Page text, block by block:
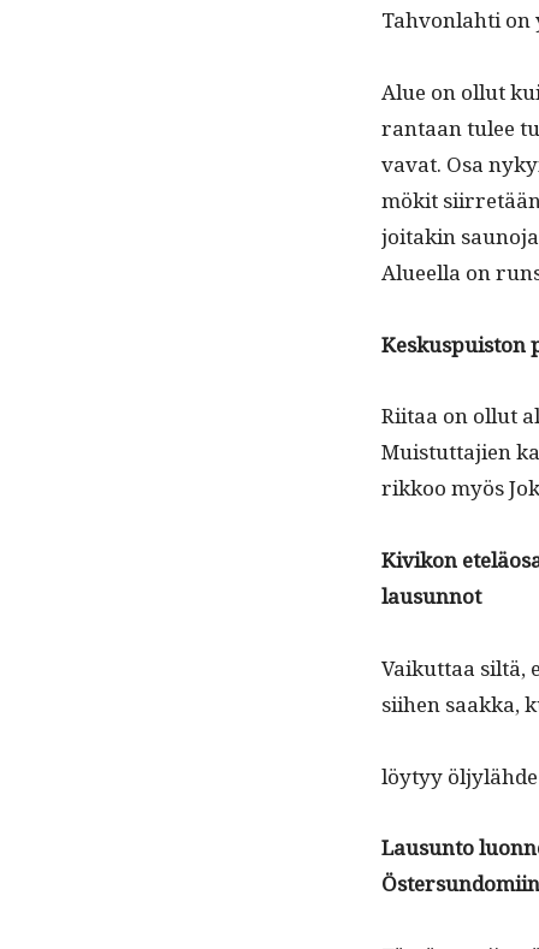
Tahvon­lahti on
Alue on ollut
rantaan tulee
va­vat. Osa
mök­it
joitakin
Alueel­la on
Keskus­puis­ton
Riitaa on ollut
Muis­tut­ta­jien
rikkoo myös
Kivikon
lausunnot
Vaikut­taa siltä,
siihen saak­ka,
löy­tyy
Lausun­to
Östersundomiin